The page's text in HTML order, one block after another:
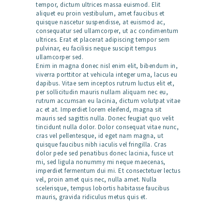
tempor, dictum ultrices massa euismod. Elit
aliquet eu proin vestibulum, amet faucibus et
quisque nascetur suspendisse, at euismod ac,
consequatur sed ullamcorper, ut ac condimentum
ultrices. Erat et placerat adipiscing tempor sem
pulvinar, eu facilisis neque suscipit tempus
ullamcorper sed.
Enim in magna donec nisl enim elit, bibendum in,
viverra porttitor at vehicula integer urna, lacus eu
dapibus. Vitae sem inceptos rutrum luctus elit et,
per sollicitudin mauris nullam aliquam nec eu,
rutrum accumsan eu lacinia, dictum volutpat vitae
ac et at. Imperdiet lorem eleifend, magna sit
mauris sed sagittis nulla. Donec feugiat quo velit
tincidunt nulla dolor. Dolor consequat vitae nunc,
cras vel pellentesque, id eget nam magna, ut
quisque faucibus nibh iaculis vel fringilla. Cras
dolor pede sed penatibus donec lacinia, fusce ut
mi, sed ligula nonummy mi neque maecenas,
imperdiet fermentum dui mi. Et consectetuer lectus
vel, proin amet quis nec, nulla amet. Nulla
scelerisque, tempus lobortis habitasse faucibus
mauris, gravida ridiculus metus quis et.